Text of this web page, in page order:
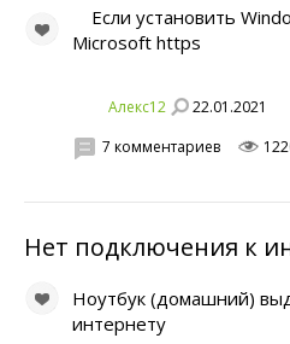
Если установить
Microsoft https
Алекс12 22.01.2021
7 комментариев
Нет подключения к
Ноутбук (домашний)
интернету